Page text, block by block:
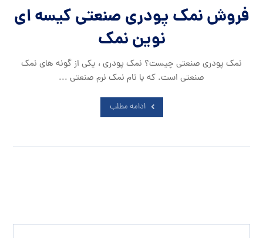
فروش نمک پودری صنعتی کیسه ای
نوین نمک
نمک پودری صنعتی چیست؟ نمک پودری ، یکی از گونه های نمک
صنعتی است. که با نام نمک نرم صنعتی ...
ادامه مطلب